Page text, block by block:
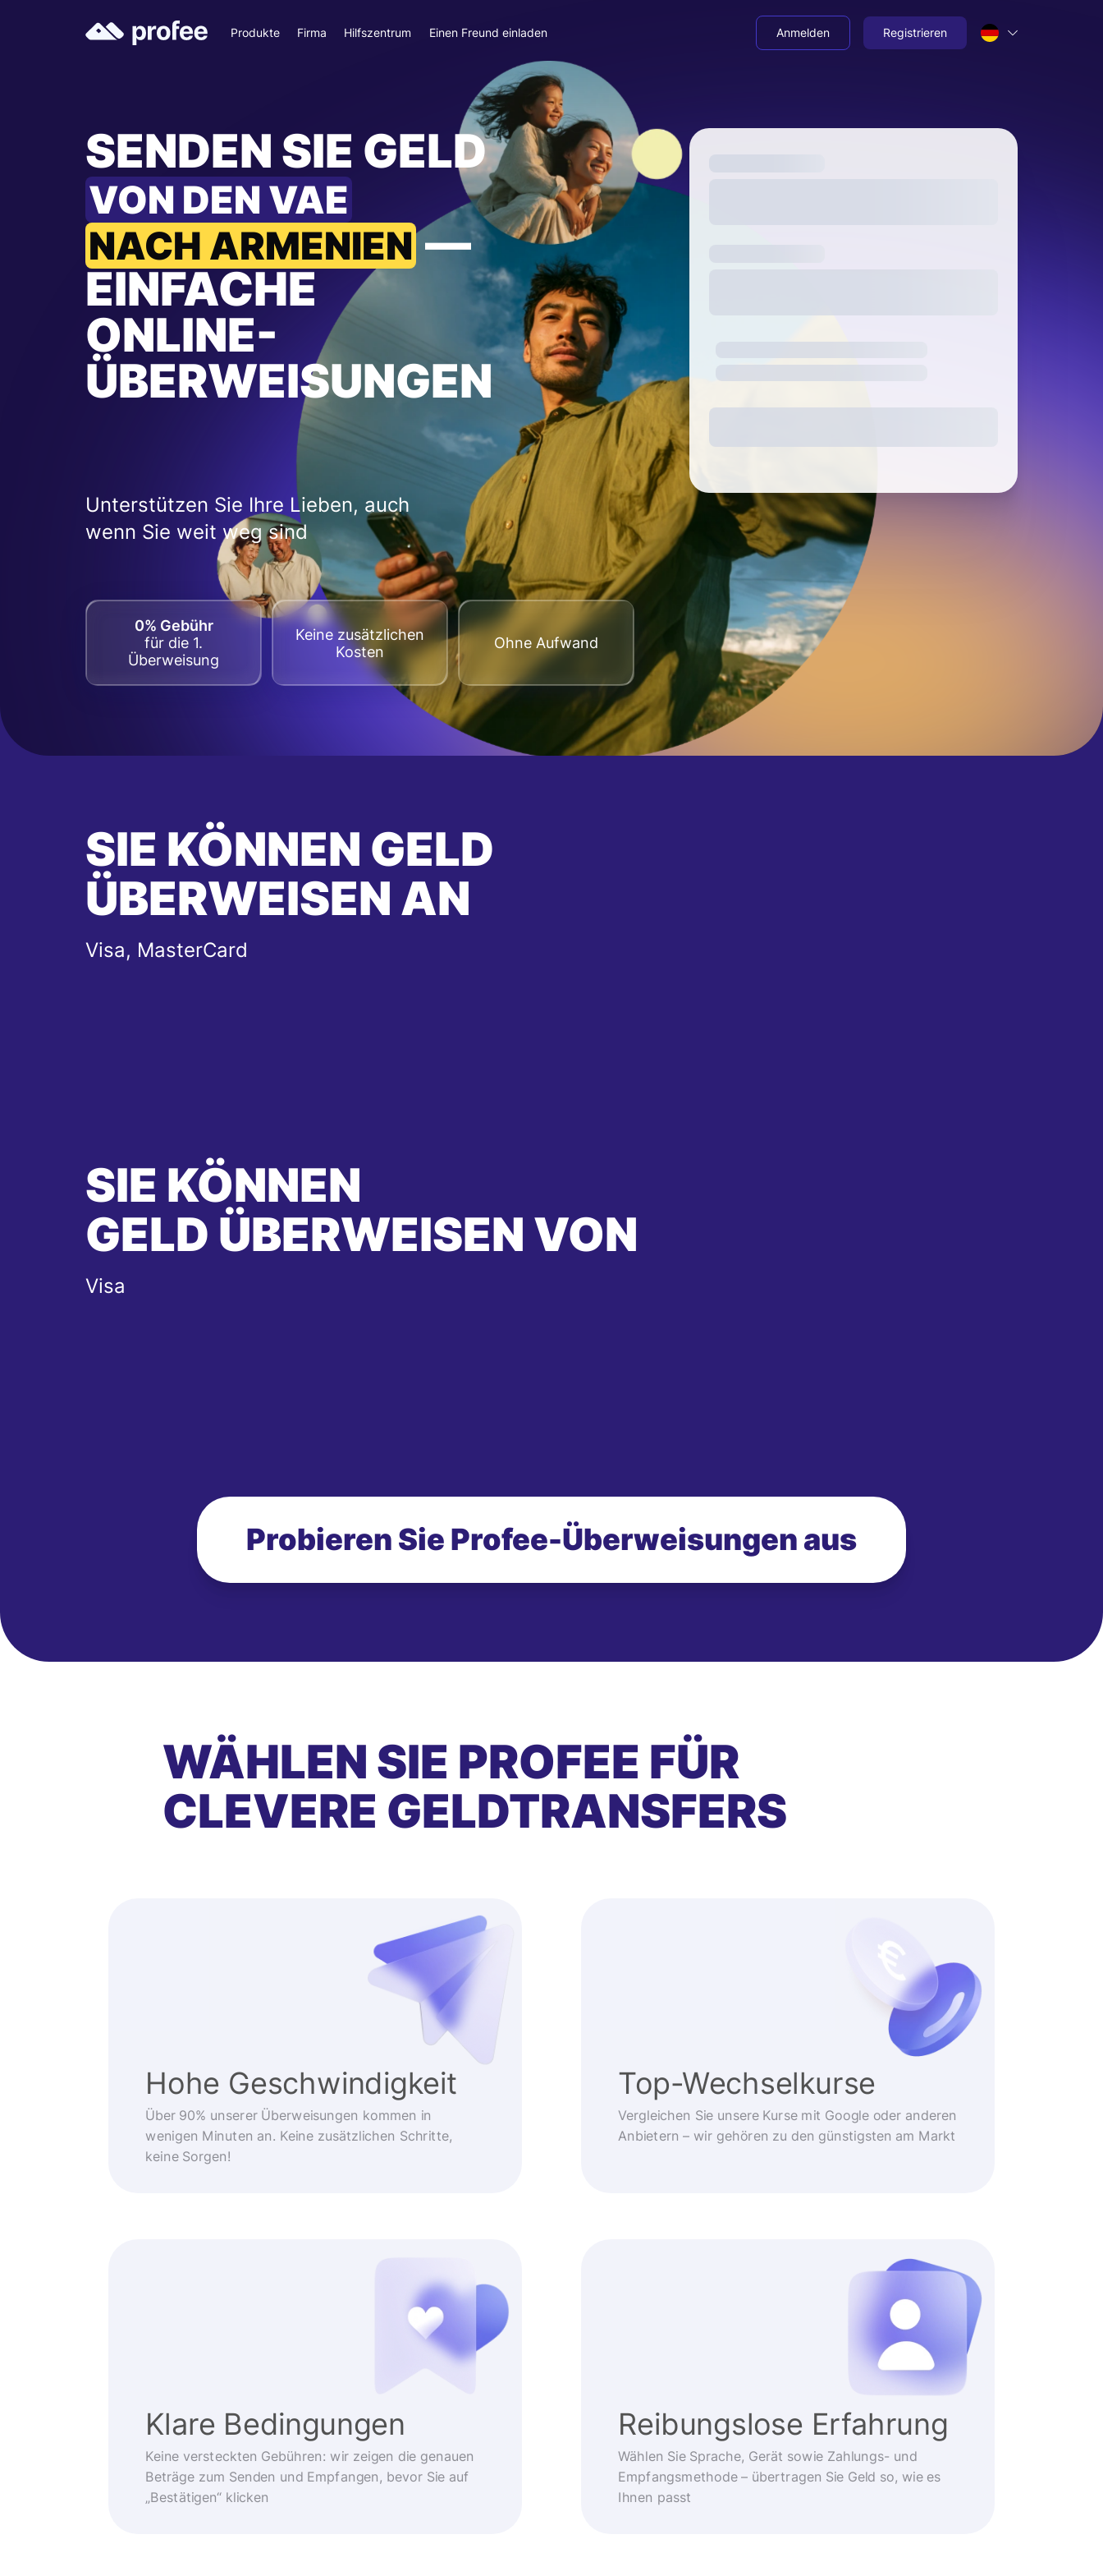
Produkte Firma Hilfszentrum Einen Freund einladen Anmelden Registrieren
SENDEN SIE GELD
VON DEN VAE
NACH ARMENIEN—
EINFACHE
ONLINE-
ÜBERWEISUNGEN
Unterstützen Sie Ihre Lieben, auch
wenn Sie weit weg sind
0% Gebühr
für die 1.
Überweisung
Keine zusätzlichen
Kosten
Оhne Aufwand
SIE KÖNNEN GELD
ÜBERWEISEN AN
Visa, MasterCard
SIE KÖNNEN
GELD ÜBERWEISEN VON
Visa
Probieren Sie Profee-Überweisungen aus
WÄHLEN SIE PROFEE FÜR
CLEVERE GELDTRANSFERS
Hohe Geschwindigkeit
Über 90% unserer Überweisungen kommen in
wenigen Minuten an. Keine zusätzlichen Schritte,
keine Sorgen!
Top-Wechselkurse
Vergleichen Sie unsere Kurse mit Google oder anderen
Anbietern – wir gehören zu den günstigsten am Markt
Klare Bedingungen
Keine versteckten Gebühren: wir zeigen die genauen
Beträge zum Senden und Empfangen, bevor Sie auf
„Bestätigen“ klicken
Reibungslose Erfahrung
Wählen Sie Sprache, Gerät sowie Zahlungs- und
Empfangsmethode – übertragen Sie Geld so, wie es
Ihnen passt